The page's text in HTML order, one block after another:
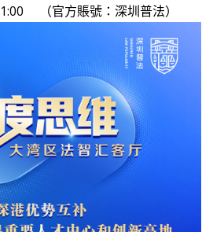
（官方賬號：深圳普法）